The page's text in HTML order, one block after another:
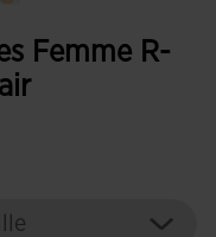
Femme R-